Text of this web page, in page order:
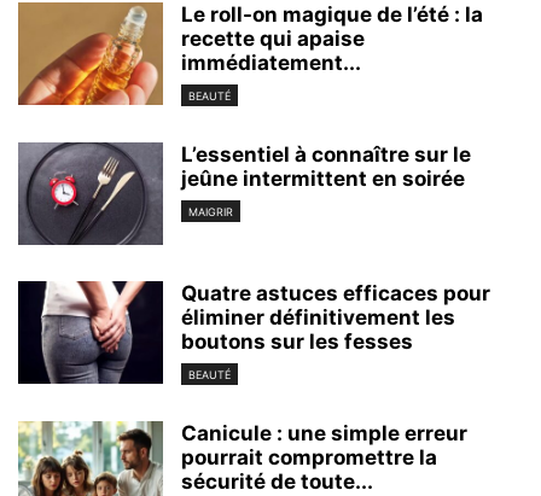
Le roll-on magique de l’été : la
recette qui apaise
immédiatement...
BEAUTÉ
L’essentiel à connaître sur le
jeûne intermittent en soirée
MAIGRIR
Quatre astuces efficaces pour
éliminer définitivement les
boutons sur les fesses
BEAUTÉ
Canicule : une simple erreur
pourrait compromettre la
sécurité de toute...